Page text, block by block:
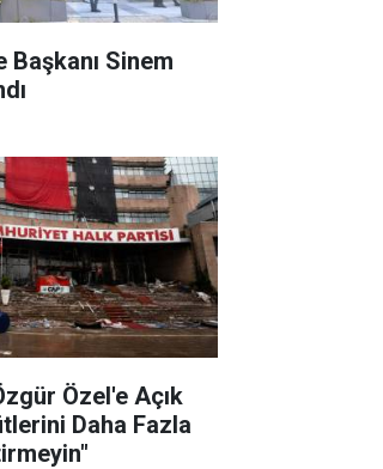
Sinem
Özel'e Açık
Daha Fazla